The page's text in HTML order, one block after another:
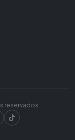
reservados.